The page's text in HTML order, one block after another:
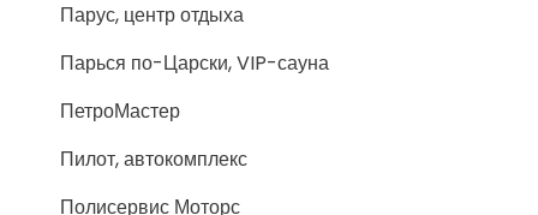
Парус, центр отдыха
Парься по-Царски, VIP-сауна
ПетроМастер
Пилот, автокомплекс
Полисервис Моторс